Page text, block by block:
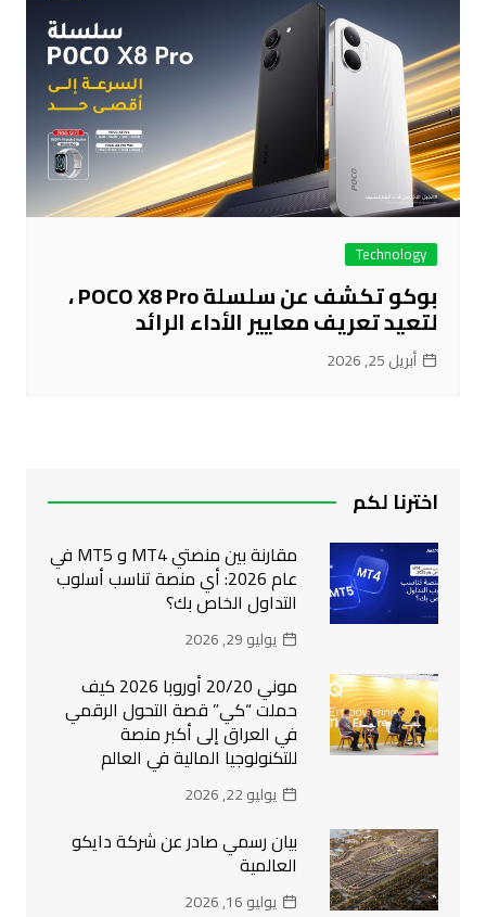
Technology
بوكو تكشف عن سلسلة POCO X8 Pro ،
لتعيد تعريف معايير الأداء الرائد
أبريل 25, 2026
اخترنا لكم
مقارنة بين منصتي MT4 و MT5 في
عام 2026: أي منصة تناسب أسلوب
التداول الخاص بك؟
يوليو 29, 2026
موني 20/20 أوروبا 2026 كيف
حملت “كي” قصة التحول الرقمي
في العراق إلى أكبر منصة
للتكنولوجيا المالية في العالم
يوليو 22, 2026
بيان رسمي صادر عن شركة دايكو
العالمية
يوليو 16, 2026